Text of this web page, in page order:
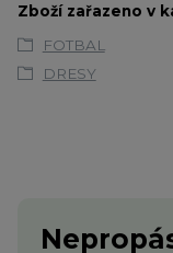
Zboží zařazeno v
FOTBAL
DRESY